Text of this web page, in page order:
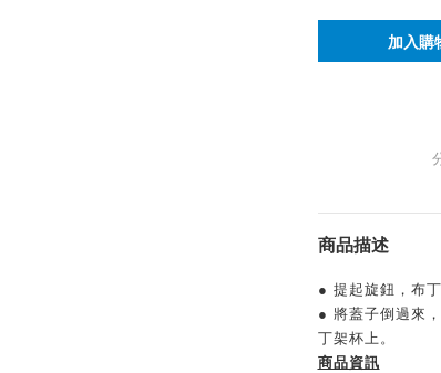
加入購
商品描述
● 提起旋鈕，布
● 將蓋子倒過來
丁架杯上。
商品資訊